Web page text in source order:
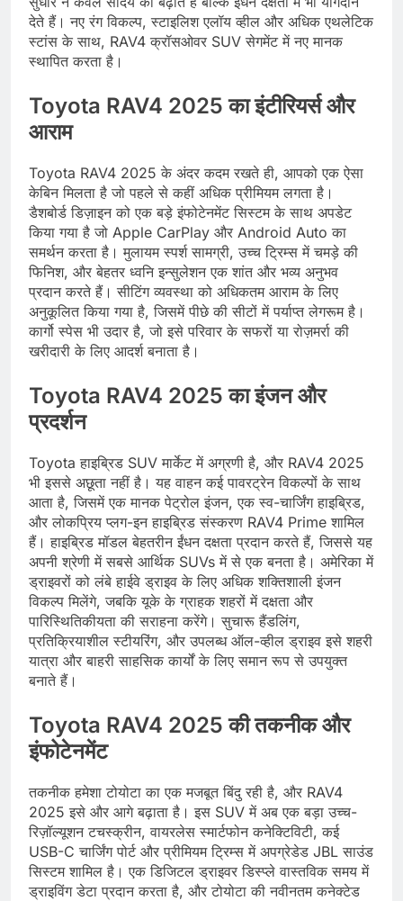
देते हैं। नए रंग विकल्प, स्टाइलिश एलॉय व्हील और अधिक एथलेटिक
स्टांस के साथ, RAV4 क्रॉसओवर SUV सेगमेंट में नए मानक
स्थापित करता है।
Toyota RAV4 2025 का इंटीरियर्स और
आराम
Toyota RAV4 2025 के अंदर कदम रखते ही, आपको एक ऐसा
केबिन मिलता है जो पहले से कहीं अधिक प्रीमियम लगता है।
डैशबोर्ड डिज़ाइन को एक बड़े इंफोटेनमेंट सिस्टम के साथ अपडेट
किया गया है जो Apple CarPlay और Android Auto का
समर्थन करता है। मुलायम स्पर्श सामग्री, उच्च ट्रिम्स में चमड़े की
फिनिश, और बेहतर ध्वनि इन्सुलेशन एक शांत और भव्य अनुभव
प्रदान करते हैं। सीटिंग व्यवस्था को अधिकतम आराम के लिए
अनुकूलित किया गया है, जिसमें पीछे की सीटों में पर्याप्त लेगरूम है।
कार्गो स्पेस भी उदार है, जो इसे परिवार के सफरों या रोज़मर्रा की
खरीदारी के लिए आदर्श बनाता है।
Toyota RAV4 2025 का इंजन और
प्रदर्शन
Toyota हाइब्रिड SUV मार्केट में अग्रणी है, और RAV4 2025
भी इससे अछूता नहीं है। यह वाहन कई पावरट्रेन विकल्पों के साथ
आता है, जिसमें एक मानक पेट्रोल इंजन, एक स्व-चार्जिंग हाइब्रिड,
और लोकप्रिय प्लग-इन हाइब्रिड संस्करण RAV4 Prime शामिल
हैं। हाइब्रिड मॉडल बेहतरीन ईंधन दक्षता प्रदान करते हैं, जिससे यह
अपनी श्रेणी में सबसे आर्थिक SUVs में से एक बनता है। अमेरिका में
ड्राइवरों को लंबे हाईवे ड्राइव के लिए अधिक शक्तिशाली इंजन
विकल्प मिलेंगे, जबकि यूके के ग्राहक शहरों में दक्षता और
पारिस्थितिकीयता की सराहना करेंगे। सुचारू हैंडलिंग,
प्रतिक्रियाशील स्टीयरिंग, और उपलब्ध ऑल-व्हील ड्राइव इसे शहरी
यात्रा और बाहरी साहसिक कार्यों के लिए समान रूप से उपयुक्त
बनाते हैं।
Toyota RAV4 2025 की तकनीक और
इंफोटेनमेंट
तकनीक हमेशा टोयोटा का एक मजबूत बिंदु रही है, और RAV4
2025 इसे और आगे बढ़ाता है। इस SUV में अब एक बड़ा उच्च-
रिज़ॉल्यूशन टचस्क्रीन, वायरलेस स्मार्टफोन कनेक्टिविटी, कई
USB-C चार्जिंग पोर्ट और प्रीमियम ट्रिम्स में अपग्रेडेड JBL साउंड
सिस्टम शामिल है। एक डिजिटल ड्राइवर डिस्प्ले वास्तविक समय में
ड्राइविंग डेटा प्रदान करता है, और टोयोटा की नवीनतम कनेक्टेड